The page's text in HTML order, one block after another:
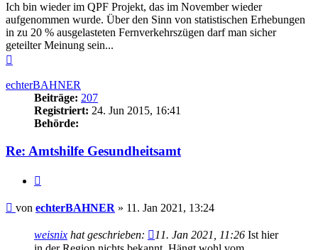
Ich bin wieder im QPF Projekt, das im November wieder
aufgenommen wurde. Über den Sinn von statistischen Erhebungen
in zu 20 % ausgelasteten Fernverkehrszügen darf man sicher
geteilter Meinung sein...
echterBAHNER
Beiträge: 207
Registriert: 24. Jun 2015, 16:41
Behörde:
Re: Amtshilfe Gesundheitsamt
Beitrag
von echterBAHNER » 11. Jan 2021, 13:24
weisnix hat geschrieben: 11. Jan 2021, 11:26 Ist hier